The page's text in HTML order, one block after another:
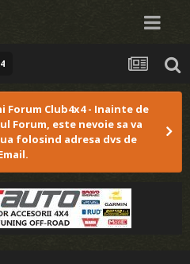
Club4x4 - Inainte de
Forum, este nevoie sa va
folosind adresa dvs de